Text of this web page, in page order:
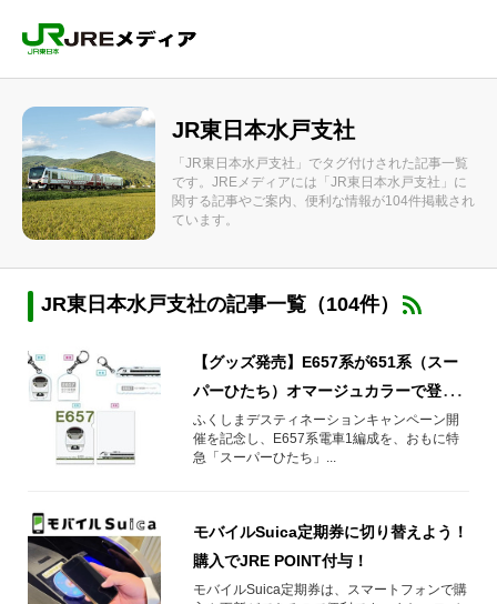
JR東日本水戸支社
「JR東日本水戸支社」でタグ付けされた記事一覧
です。JREメディアには「JR東日本水戸支社」に
関する記事やご案内、便利な情報が104件掲載され
ています。
JR東日本水戸支社の記事一覧（104件）
【グッズ発売】E657系が651系（スー
パーひたち）オマージュカラーで登
場！運行記念グッズも発売♪
ふくしまデスティネーションキャンペーン開
催を記念し、E657系電車1編成を、おもに特
急「スーパーひたち」...
モバイルSuica定期券に切り替えよう！
購入でJRE POINT付与！
モバイルSuica定期券は、スマートフォンで購